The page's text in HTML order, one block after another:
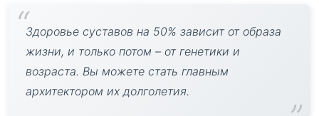
Здоровье суставов на 50% зависит от образа
жизни, и только потом – от генетики и
возраста. Вы можете стать главным
архитектором их долголетия.